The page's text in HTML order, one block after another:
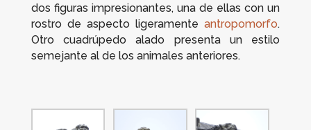
dos figuras impresionantes, una de ellas con un
rostro de aspecto ligeramenteantropomorfo.
Otro cuadrúpedo alado presenta un estilo
semejante al de los animales anteriores.